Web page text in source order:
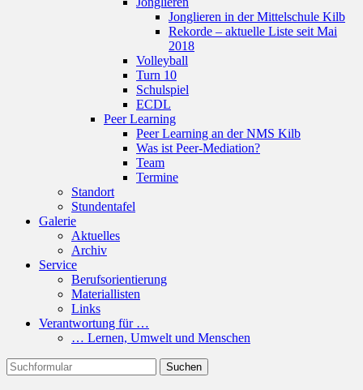
Jonglieren in der Mittelschule Kilb
Rekorde – aktuelle Liste seit Mai
2018
Volleyball
Turn 10
Schulspiel
ECDL
Peer Learning
Peer Learning an der NMS Kilb
Was ist Peer-Mediation?
Team
Termine
Standort
Stundentafel
Galerie
Aktuelles
Archiv
Service
Berufsorientierung
Materiallisten
Links
Verantwortung für …
… Lernen, Umwelt und Menschen